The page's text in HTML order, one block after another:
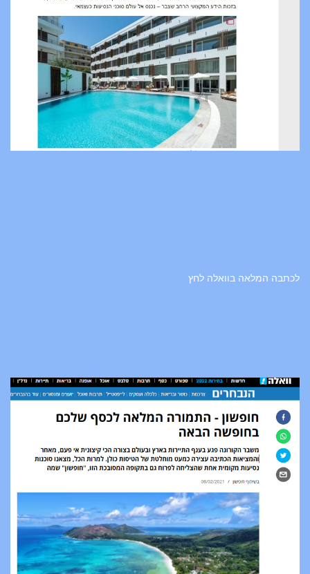
לכתבה המלאה בוואלה לחץ